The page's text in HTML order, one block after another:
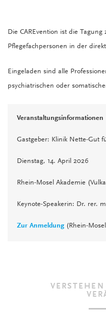
Die CAREvention ist die
Pflegefachpersonen in der
Eingeladen sind alle
psychiatrischen oder
Veranstaltungsinformationen
Gastgeber: Klinik Nette-Gut
Dienstag, 14. April 2026
Rhein-Mosel Akademie
Keynote-Speakerin: Dr. rer.
Zur Anmeldung (Rhein-